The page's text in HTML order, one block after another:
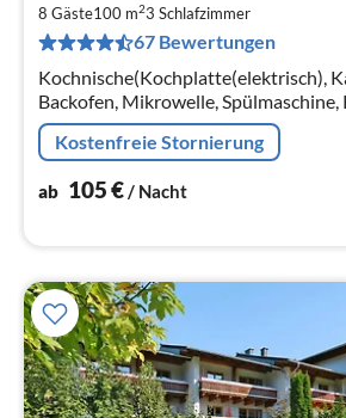
8 Gäste100 m23 Schlafzimmer
67 Bewertungen
Kochnische(Kochplatte(elektrisch),
Backofen, Mikrowelle,
Wohn-/
Kostenfreie Stornierung
ab 105€/ Nacht